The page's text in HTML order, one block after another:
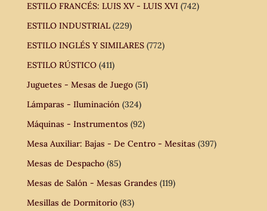
ESTILO FRANCÉS: LUIS XV - LUIS XVI (742)
ESTILO INDUSTRIAL (229)
ESTILO INGLÉS Y SIMILARES (772)
ESTILO RÚSTICO (411)
Juguetes - Mesas de Juego (51)
Lámparas - Iluminación (324)
Máquinas - Instrumentos (92)
Mesa Auxiliar: Bajas - De Centro - Mesitas (397)
Mesas de Despacho (85)
Mesas de Salón - Mesas Grandes (119)
Mesillas de Dormitorio (83)